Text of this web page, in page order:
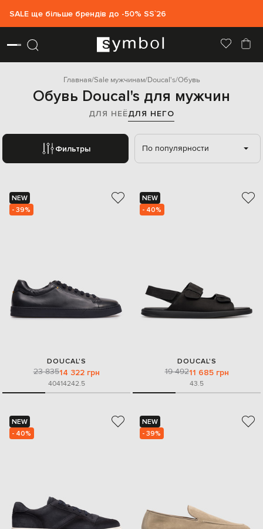
SALE ще більше брендів до -50% SS`26
Главная Sale мужчинам Doucal's Обувь
Обувь Doucal's для мужчин
ДЛЯ НЕЁДЛЯ НЕГО
Фильтры По популярности
NEW
- 39%
DOUCAL'S
23 83514 322 грн
40414242.5
NEW
- 40%
DOUCAL'S
19 49211 685 грн
43.5
NEW
- 40%
NEW
- 39%